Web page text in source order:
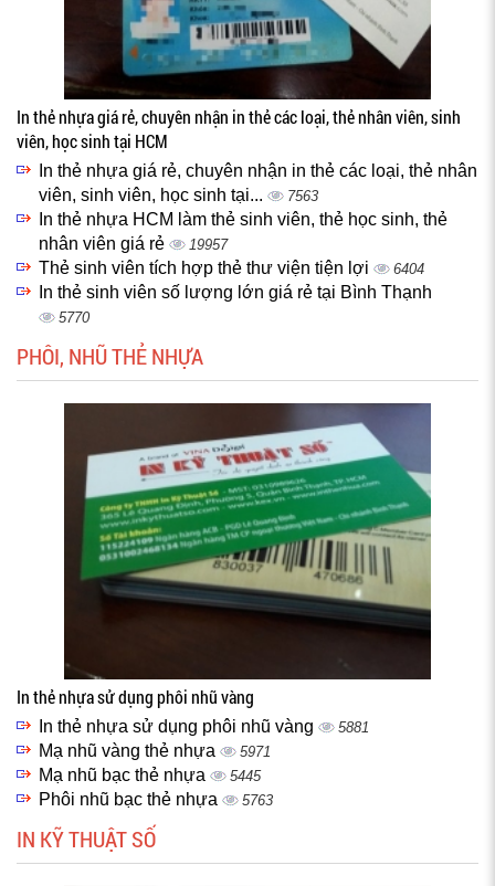
In thẻ nhựa giá rẻ, chuyên nhận in thẻ các loại, thẻ nhân viên, sinh
viên, học sinh tại HCM
In thẻ nhựa giá rẻ, chuyên nhận in thẻ các loại, thẻ nhân
viên, sinh viên, học sinh tại...
7563
In thẻ nhựa HCM làm thẻ sinh viên, thẻ học sinh, thẻ
nhân viên giá rẻ
19957
Thẻ sinh viên tích hợp thẻ thư viện tiện lợi 6404
In thẻ sinh viên số lượng lớn giá rẻ tại Bình Thạnh
5770
PHÔI, NHŨ THẺ NHỰA
In thẻ nhựa sử dụng phôi nhũ vàng
In thẻ nhựa sử dụng phôi nhũ vàng 5881
Mạ nhũ vàng thẻ nhựa 5971
Mạ nhũ bạc thẻ nhựa 5445
Phôi nhũ bạc thẻ nhựa 5763
IN KỸ THUẬT SỐ